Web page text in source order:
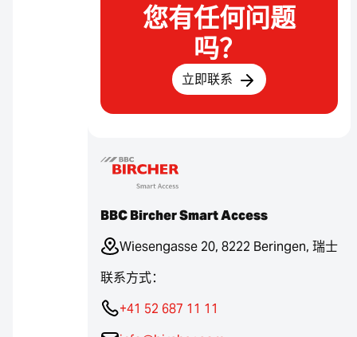
您有任何问题
吗？
立即联系
BBC Bircher Smart Access
Wiesengasse 20, 8222 Beringen, 瑞士
联系方式：
+41 52 687 11 11